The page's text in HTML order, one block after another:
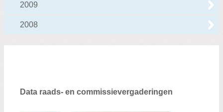
2009
2008
Data raads- en commissievergaderingen